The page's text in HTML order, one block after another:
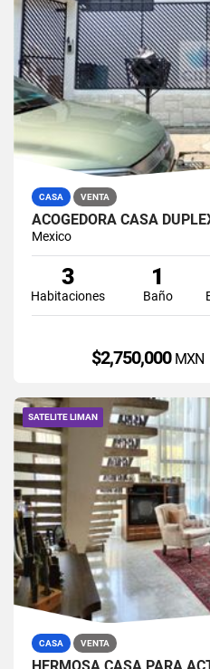
CASA VENTA
ACOGEDORA CASA
Mexico
3
Habitaciones
1
Baño
$2,750,000 MXN
SATELITE LIMAN
CASA VENTA